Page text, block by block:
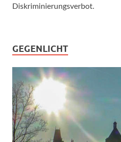
Diskriminierungsverbot.
GEGENLICHT